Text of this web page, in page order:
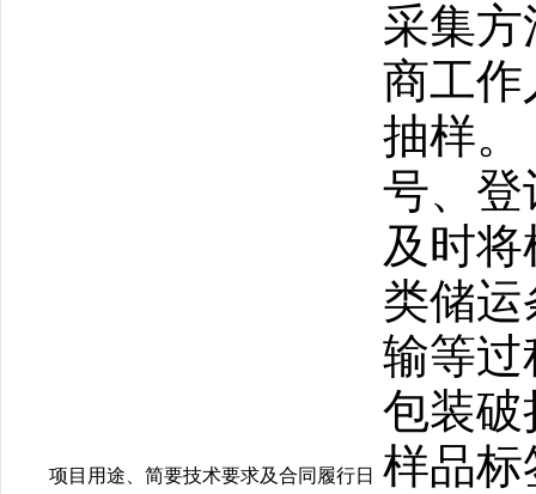
项目用途、简要技术要求及合同履行日
采集
商工作
抽样。
号、登
及时
类储
输等过
包装破
样品标